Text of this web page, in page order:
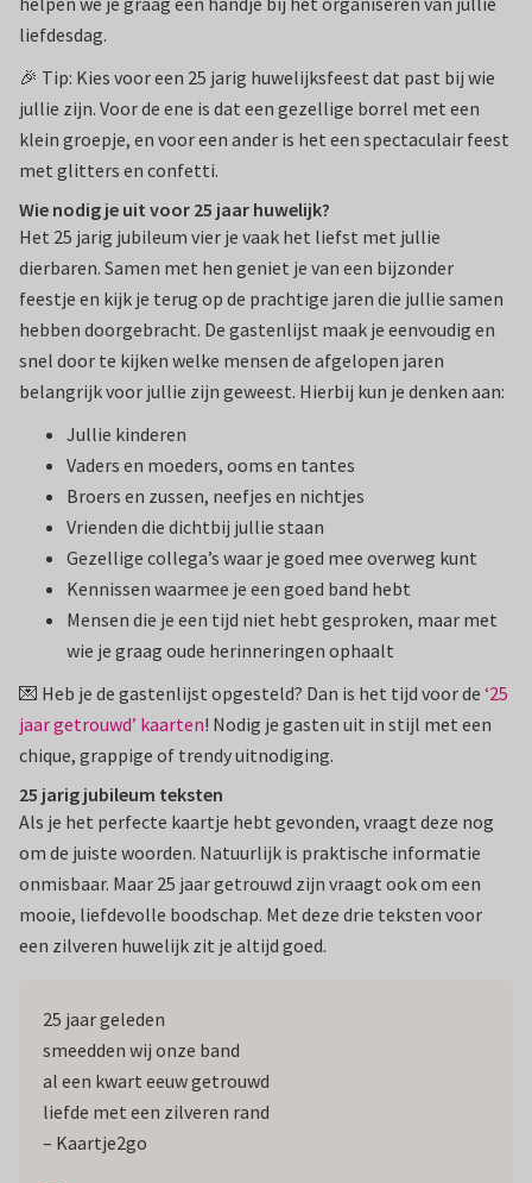
liefdesdag.
🎉 Tip: Kies voor een 25 jarig huwelijksfeest dat past bij wie
jullie zijn. Voor de ene is dat een gezellige borrel met een
klein groepje, en voor een ander is het een spectaculair feest
met glitters en confetti.
Wie nodig je uit voor 25 jaar huwelijk?
Het 25 jarig jubileum vier je vaak het liefst met jullie
dierbaren. Samen met hen geniet je van een bijzonder
feestje en kijk je terug op de prachtige jaren die jullie samen
hebben doorgebracht. De gastenlijst maak je eenvoudig en
snel door te kijken welke mensen de afgelopen jaren
belangrijk voor jullie zijn geweest. Hierbij kun je denken aan:
Jullie kinderen
Vaders en moeders, ooms en tantes
Broers en zussen, neefjes en nichtjes
Vrienden die dichtbij jullie staan
Gezellige collega’s waar je goed mee overweg kunt
Kennissen waarmee je een goed band hebt
Mensen die je een tijd niet hebt gesproken, maar met
wie je graag oude herinneringen ophaalt
💌 Heb je de gastenlijst opgesteld? Dan is het tijd voor de ‘25
jaar getrouwd’ kaarten! Nodig je gasten uit in stijl met een
chique, grappige of trendy uitnodiging.
25 jarig jubileum teksten
Als je het perfecte kaartje hebt gevonden, vraagt deze nog
om de juiste woorden. Natuurlijk is praktische informatie
onmisbaar. Maar 25 jaar getrouwd zijn vraagt ook om een
mooie, liefdevolle boodschap. Met deze drie teksten voor
een zilveren huwelijk zit je altijd goed.
25 jaar geleden
smeedden wij onze band
al een kwart eeuw getrouwd
liefde met een zilveren rand
– Kaartje2go